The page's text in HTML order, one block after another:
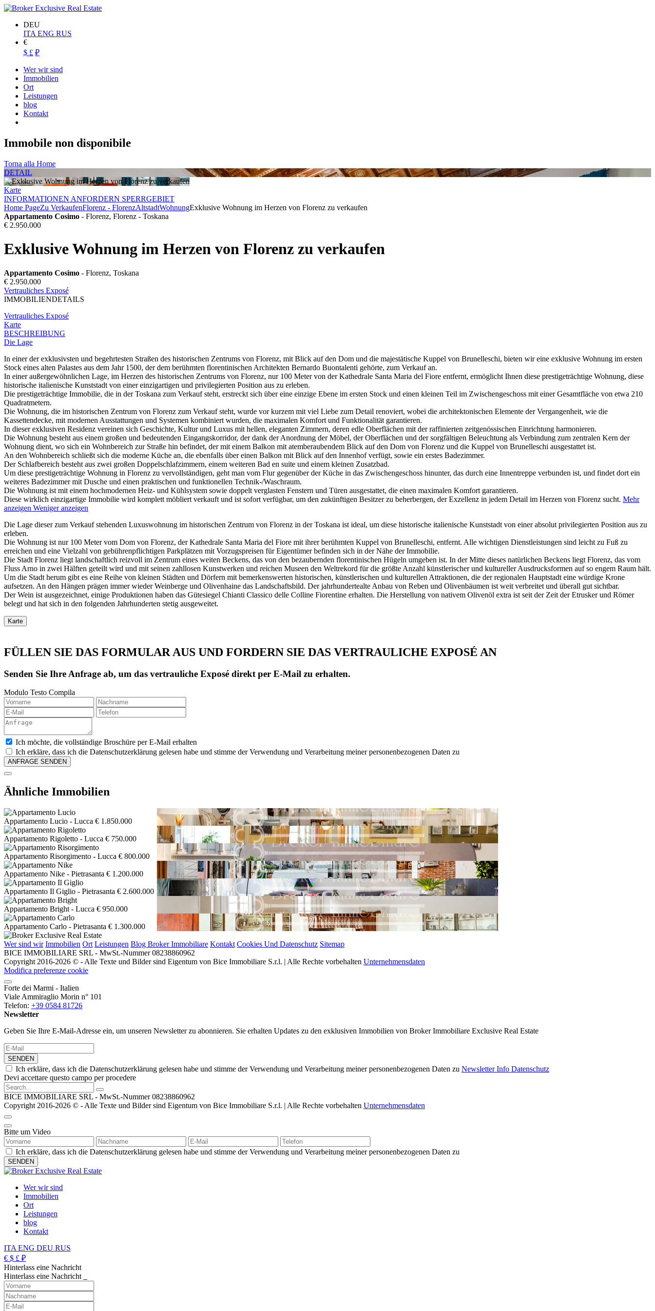
DEU
ITA ENG RUS
€
$ £ ₽
Wer wir sind
Immobilien
Ort
Leistungen
blog
Kontakt
Immobile non disponibile
Torna alla Home
DETAIL
Karte
INFORMATIONEN ANFORDERN SPERRGEBIET
Home PageZu VerkaufenFlorenz - FlorenzAltstadtWohnungExklusive Wohnung im Herzen von Florenz zu verkaufen
Appartamento Cosimo - Florenz, Florenz - Toskana
€ 2.950.000
Exklusive Wohnung im Herzen von Florenz zu verkaufen
Appartamento Cosimo - Florenz, Toskana
€ 2.950.000
Vertrauliches Exposé
IMMOBILIENDETAILS
Vertrauliches Exposé
Karte
BESCHREIBUNG
Die Lage
In einer der exklusivsten und begehrtesten Straßen des historischen Zentrums von Florenz, mit Blick auf den Dom und die majestätische Kuppel von Brunelleschi, bieten wir eine exklusive Wohnung im ersten
Stock eines alten Palastes aus dem Jahr 1500, der dem berühmten florentinischen Architekten Bernardo Buontalenti gehörte, zum Verkauf an.
In einer außergewöhnlichen Lage, im Herzen des historischen Zentrums von Florenz, nur 100 Meter von der Kathedrale Santa Maria del Fiore entfernt, ermöglicht Ihnen diese prestigeträchtige Wohnung, diese
historische italienische Kunststadt von einer einzigartigen und privilegierten Position aus zu erleben.
Die prestigeträchtige Immobilie, die in der Toskana zum Verkauf steht, erstreckt sich über eine einzige Ebene im ersten Stock und einen kleinen Teil im Zwischengeschoss mit einer Gesamtfläche von etwa 210
Quadratmetern.
Die Wohnung, die im historischen Zentrum von Florenz zum Verkauf steht, wurde vor kurzem mit viel Liebe zum Detail renoviert, wobei die architektonischen Elemente der Vergangenheit, wie die
Kassettendecke, mit modernen Ausstattungen und Systemen kombiniert wurden, die maximalen Komfort und Funktionalität garantieren.
In dieser exklusiven Residenz vereinen sich Geschichte, Kultur und Luxus mit hellen, eleganten Zimmern, deren edle Oberflächen mit der raffinierten zeitgenössischen Einrichtung harmonieren.
Die Wohnung besteht aus einem großen und bedeutenden Eingangskorridor, der dank der Anordnung der Möbel, der Oberflächen und der sorgfältigen Beleuchtung als Verbindung zum zentralen Kern der
Wohnung dient, wo sich ein Wohnbereich zur Straße hin befindet, der mit einem Balkon mit atemberaubendem Blick auf den Dom von Florenz und die Kuppel von Brunelleschi ausgestattet ist.
An den Wohnbereich schließt sich die moderne Küche an, die ebenfalls über einen Balkon mit Blick auf den Innenhof verfügt, sowie ein erstes Badezimmer.
Der Schlafbereich besteht aus zwei großen Doppelschlafzimmern, einem weiteren Bad en suite und einem kleinen Zusatzbad.
Um diese prestigeträchtige Wohnung in Florenz zu vervollständigen, geht man vom Flur gegenüber der Küche in das Zwischengeschoss hinunter, das durch eine Innentreppe verbunden ist, und findet dort ein
weiteres Badezimmer mit Dusche und einen praktischen und funktionellen Technik-/Waschraum.
Die Wohnung ist mit einem hochmodernen Heiz- und Kühlsystem sowie doppelt verglasten Fenstern und Türen ausgestattet, die einen maximalen Komfort garantieren.
Diese wirklich einzigartige Immobilie wird komplett möbliert verkauft und ist sofort verfügbar, um den zukünftigen Besitzer zu beherbergen, der Exzellenz in jedem Detail im Herzen von Florenz sucht. Mehr
anzeigen Weniger anzeigen
Die Lage dieser zum Verkauf stehenden Luxuswohnung im historischen Zentrum von Florenz in der Toskana ist ideal, um diese historische italienische Kunststadt von einer absolut privilegierten Position aus zu
erleben.
Die Wohnung ist nur 100 Meter vom Dom von Florenz, der Kathedrale Santa Maria del Fiore mit ihrer berühmten Kuppel von Brunelleschi, entfernt. Alle wichtigen Dienstleistungen sind leicht zu Fuß zu
erreichen und eine Vielzahl von gebührenpflichtigen Parkplätzen mit Vorzugspreisen für Eigentümer befinden sich in der Nähe der Immobilie.
Die Stadt Florenz liegt landschaftlich reizvoll im Zentrum eines weiten Beckens, das von den bezaubernden florentinischen Hügeln umgeben ist. In der Mitte dieses natürlichen Beckens liegt Florenz, das vom
Fluss Arno in zwei Hälften geteilt wird und mit seinen zahllosen Kunstwerken und reichen Museen den Weltrekord für die größte Anzahl künstlerischer und kultureller Ausdrucksformen auf so engem Raum hält.
Um die Stadt herum gibt es eine Reihe von kleinen Städten und Dörfern mit bemerkenswerten historischen, künstlerischen und kulturellen Attraktionen, die der regionalen Hauptstadt eine würdige Krone
aufsetzen. An den Hängen prägen immer wieder Weinberge und Olivenhaine das Landschaftsbild. Der jahrhundertealte Anbau von Reben und Olivenbäumen ist weit verbreitet und überall gut sichtbar.
Der Wein ist ausgezeichnet, einige Produktionen haben das Gütesiegel Chianti Classico delle Colline Fiorentine erhalten. Die Herstellung von nativem Olivenöl extra ist seit der Zeit der Etrusker und Römer
belegt und hat sich in den folgenden Jahrhunderten stetig ausgeweitet.
Karte
FÜLLEN SIE DAS FORMULAR AUS UND FORDERN SIE DAS VERTRAULICHE EXPOSÉ AN
Senden Sie Ihre Anfrage ab, um das vertrauliche Exposé direkt per E-Mail zu erhalten.
Modulo Testo Compila
Ich möchte, die vollständige Broschüre per E-Mail erhalten
Ich erkläre, dass ich die Datenschutzerklärung gelesen habe und stimme der Verwendung und Verarbeitung meiner personenbezogenen Daten zu
Ähnliche Immobilien
Appartamento Lucio - Lucca € 1.850.000
Appartamento Rigoletto - Lucca € 750.000
Appartamento Risorgimento - Lucca € 800.000
Appartamento Nike - Pietrasanta € 1.200.000
Appartamento Il Giglio - Pietrasanta € 2.600.000
Appartamento Bright - Lucca € 950.000
Appartamento Carlo - Pietrasanta € 1.300.000
Wer sind wir Immobilien Ort Leistungen Blog Broker Immobiliare Kontakt Cookies Und Datenschutz Sitemap
BICE IMMOBILIARE SRL - MwSt.-Nummer 08238860962
Copyright 2016-2026 © - Alle Texte und Bilder sind Eigentum von Bice Immobiliare S.r.l. | Alle Rechte vorbehalten Unternehmensdaten
Modifica preferenze cookie
Forte dei Marmi - Italien
Viale Ammiraglio Morin n° 101
Telefon: +39 0584 81726
Newsletter
Geben Sie Ihre E-Mail-Adresse ein, um unseren Newsletter zu abonnieren. Sie erhalten Updates zu den exklusiven Immobilien von Broker Immobiliare Exclusive Real Estate
SENDEN
Ich erkläre, dass ich die Datenschutzerklärung gelesen habe und stimme der Verwendung und Verarbeitung meiner personenbezogenen Daten zu Newsletter Info Datenschutz
Devi accettare questo campo per procedere
BICE IMMOBILIARE SRL - MwSt.-Nummer 08238860962
Copyright 2016-2026 © - Alle Texte und Bilder sind Eigentum von Bice Immobiliare S.r.l. | Alle Rechte vorbehalten Unternehmensdaten
Bitte um Video
Ich erkläre, dass ich die Datenschutzerklärung gelesen habe und stimme der Verwendung und Verarbeitung meiner personenbezogenen Daten zu
Wer wir sind
Immobilien
Ort
Leistungen
blog
Kontakt
ITA ENG DEU RUS
€ $ £ ₽
Hinterlass eine Nachricht
Hinterlass eine Nachricht